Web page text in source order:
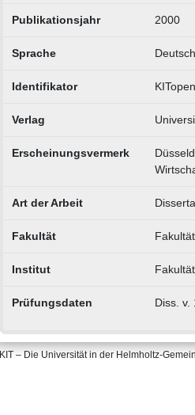
Publikationsjahr 2000
Sprache Deutsch
Identifikator
Verlag
Erscheinungsvermerk
Art der Arbeit
Fakultät
Institut
Prüfungsdaten Diss. v.
KIT – Die Universität in der Helmholtz-